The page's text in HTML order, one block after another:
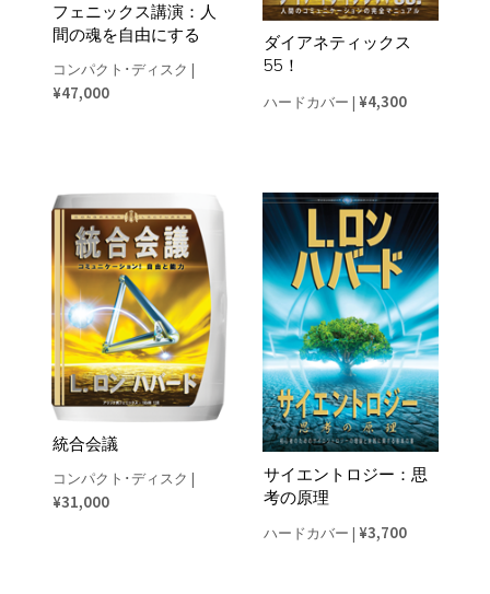
フェニックス講演：人
間の魂を自由にする
コンパクト･ディスク |
¥47,000
ダイアネティックス
55！
ハードカバー | ¥4,300
統合会議
コンパクト･ディスク |
¥31,000
サイエントロジー：思
考の原理
ハードカバー ¥3,700